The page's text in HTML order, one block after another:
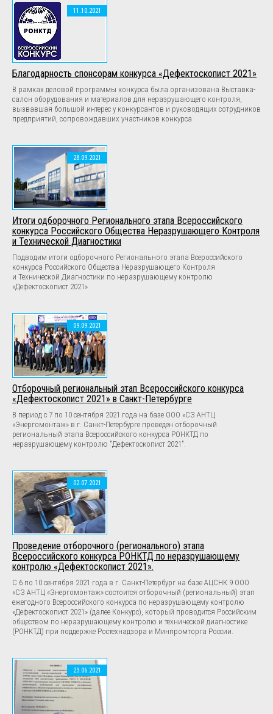
11.10.2021
Благодарность спонсорам конкурса «Дефектоскопист 2021»
В рамках деловой программы конкурса была организована Выставка-
салон оборудования и материалов для неразрушающего контроля,
вызвавшая большой интерес у конкурсантов и руководящих сотрудников
предприятий, сопровождавших участников конкурса
28.09.2021
Итоги одборочного Регионального этапа Всероссийского
конкурса Российского Общества Неразрушающего Контроля
и Технической Диагностики
Подводим итоги одборочного Регионального этапа Всероссийского
конкурса Российского Общества Неразрушающего Контроля
и Технической Диагностики по неразрушающему контролю
«Дефектоскопист 2021»
09.09.2021
Отборочный региональный этап Всероссийского конкурса
«Дефектоскопист 2021» в Санкт-Петербурге
В период с 7 по 10 сентября 2021 года на базе ООО «СЗ АНТЦ
«Энергомонтаж» в г. Санкт-Петербурге проведен отборочный
региональный этапа Всероссийского конкурса РОНКТД по
неразрушающему контролю "Дефектоскопист 2021".
02.07.2021
Проведение отборочного (регионального) этапа
Всероссийского конкурса РОНКТД по неразрушающему
контролю «Дефектоскопист 2021».
С 6 по 10 сентября 2021 года в г. Санкт-Петербург на базе АЦСНК 9 ООО
«СЗ АНТЦ «Энергомонтаж» состоится отборочный (региональный) этап
ежегодного Всероссийского конкурса по неразрушающему контролю
«Дефектоскопист 2021» (далее Конкурс), который проводится Российским
обществом по неразрушающему контролю и технической диагностике
(РОНКТД) при поддержке Ростехнадзора и Минпромторга России.
23.06.2021